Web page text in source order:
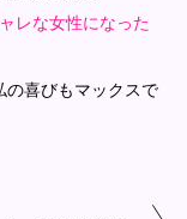
レな女性になった
喜びもマックスで